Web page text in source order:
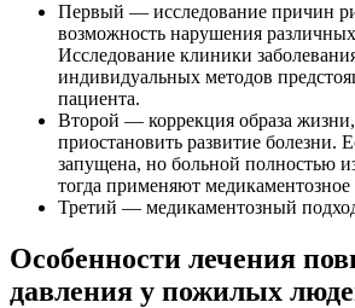
Первый — исследование причин
возможность нарушения
Исследование клиники
индивидуальных методов
пациента.
Второй — коррекция образа
приостановить развитие болезни.
запущена, но больной полностью
тогда применяют медикаментозное
Третий — медикаментозный
Особенности лечения
давления у пожилых